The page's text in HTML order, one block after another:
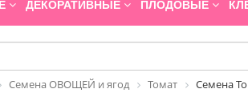
ДЕКОРАТИВНЫЕ ПЛОДОВЫЕ
Семена ОВОЩЕЙ и ягод Томат Семена